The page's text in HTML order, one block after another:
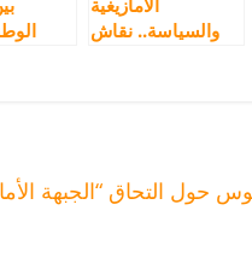
الأمازيغية
والسياسة.. نقاش
حول التحاق “الجبهة